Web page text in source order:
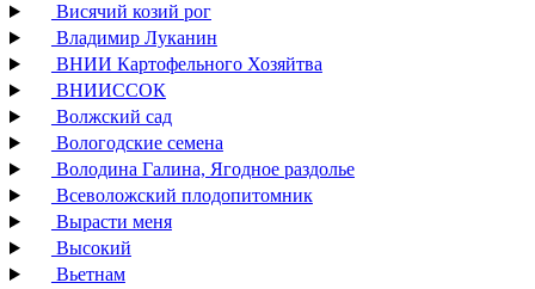
Висячий козий рог
Владимир Луканин
ВНИИ Картофельного Хозяйтва
ВНИИССОК
Волжский сад
Вологодские семена
Володина Галина, Ягодное раздолье
Всеволожский плодопитомник
Вырасти меня
Высокий
Вьетнам